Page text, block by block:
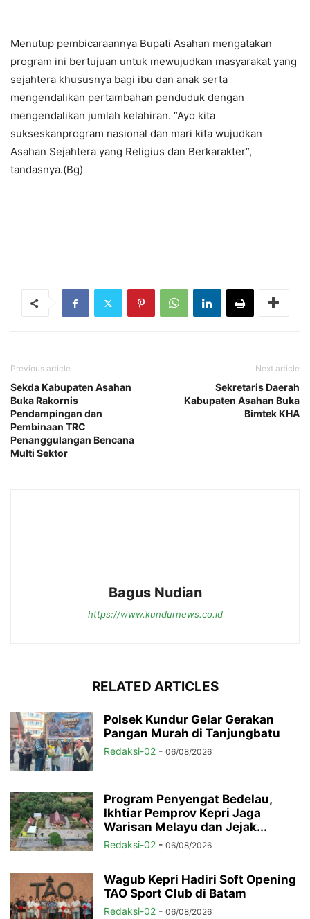
Menutup pembicaraannya Bupati Asahan mengatakan
program ini bertujuan untuk mewujudkan masyarakat yang
sejahtera khususnya bagi ibu dan anak serta
mengendalikan pertambahan penduduk dengan
mengendalikan jumlah kelahiran. “Ayo kita
sukseskanprogram nasional dan mari kita wujudkan
Asahan Sejahtera yang Religius dan Berkarakter”,
tandasnya.(Bg)
Previous article
Sekda Kabupaten Asahan
Buka Rakornis
Pendampingan dan
Pembinaan TRC
Penanggulangan Bencana
Multi Sektor
Next article
Sekretaris Daerah
Kabupaten Asahan Buka
Bimtek KHA
Bagus Nudian
https://www.kundurnews.co.id
RELATED ARTICLES
Polsek Kundur Gelar Gerakan
Pangan Murah di Tanjungbatu
Redaksi-02 - 06/08/2026
Program Penyengat Bedelau,
Ikhtiar Pemprov Kepri Jaga
Warisan Melayu dan Jejak...
Redaksi-02 - 06/08/2026
Wagub Kepri Hadiri Soft Opening
TAO Sport Club di Batam
Redaksi-02 - 06/08/2026